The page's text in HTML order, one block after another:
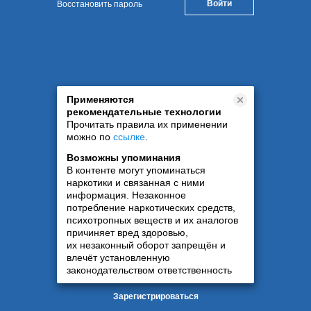
Восстановить пароль
Применяются
рекомендательные технологии
Прочитать правила их применении
можно по ссылке
Возможны упоминания
В контенте могут упоминаться
наркотики и связанная с ними
информация. Незаконное
потребление наркотических средств,
психотропных веществ и их аналогов
причиняет вред здоровью,
их незаконный оборот запрещён и
влечёт установленную
законодательством ответственность
Зарегистрироваться